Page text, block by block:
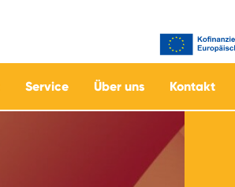
Service Über uns Kontakt